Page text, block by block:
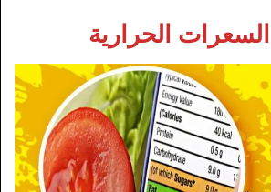
الحرارية